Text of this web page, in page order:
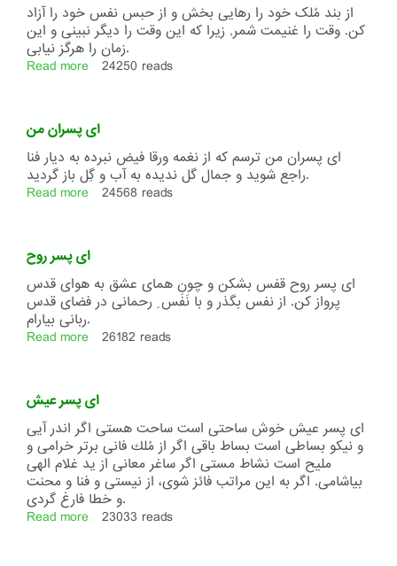
از بند مُلک خود را رهایی بخش و از حبس نفس خود را آزاد
کن. وقت را غنیمت شمر, زیرا که این وقت را دیگر نبینی و این
زمان را هرگز نیابی.
Read more about
من
24250 reads
ای پسران من
ای پسران من ترسم كه از نغمه ورقا فیض نبرده به دیار فنا
راجع شوید و جمال گل ندیده به آب و گِل باز گردید.
Read more about
من
24568 reads
ای پسر روح
ای پسر روح قفس بشكن و چون همای عشق به هوای قدس
پرواز كن. از نفس بگذر و با نَفَس ِ رحمانی در فضای قدس
ربانی بیارام.
Read more about
روح
26182 reads
ای پسر عیش
ای پسر عیش خوش ساحتی است ساحت هستی اگر اندر آیی
و نیكو بساطی است بساط باقی اگر از مُلك فانی برتر خرامی و
ملیح است نشاط مستی اگر ساغر معانی از ید غلام الهی
بیاشامی. اگر به این مراتب فائز شوی، از نیستی و فنا و محنت
و خطا فارغ گردی.
Read more about
23033 reads